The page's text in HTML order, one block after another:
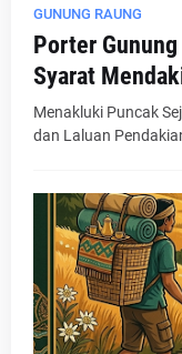
GUNUNG RAUNG
Porter
Syarat
Menakluki Puncak
dan Laluan